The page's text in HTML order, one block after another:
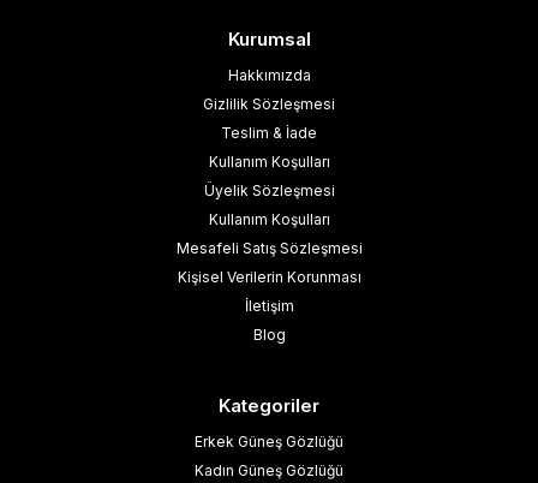
Kurumsal
Hakkımızda
Gizlilik Sözleşmesi
Teslim & İade
Kullanım Koşulları
Üyelik Sözleşmesi
Kullanım Koşulları
Mesafeli Satış Sözleşmesi
Kişisel Verilerin Korunması
İletişim
Blog
Kategoriler
Erkek Güneş Gözlüğü
Kadın Güneş Gözlüğü